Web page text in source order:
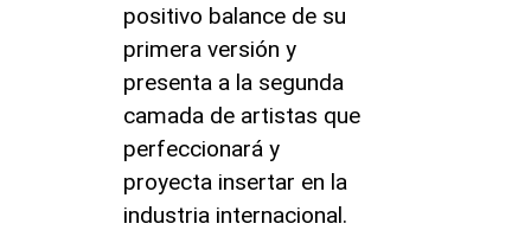
positivo balance de su
primera versión y
presenta a la segunda
camada de artistas que
perfeccionará y
proyecta insertar en la
industria internacional.